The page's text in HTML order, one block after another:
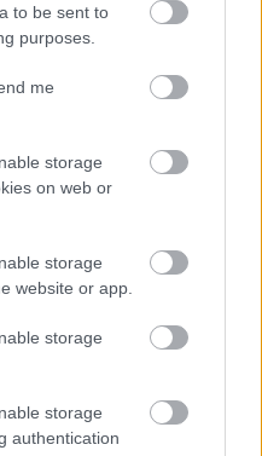
to be sent to
purposes.
me
storage
on web or
storage
website or app.
storage
storage
authentication
απόγευμα της
με επιστολική
εκλογικά τμήματα,
έχουν και τις δύο
ψήφος ή